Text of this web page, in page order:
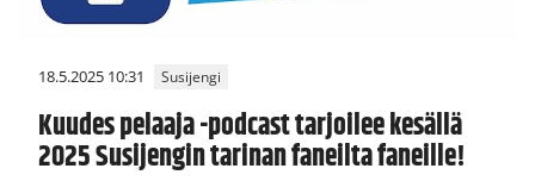
18.5.2025 10:31 Susijengi
Kuudes pelaaja -podcast tarjoilee kesällä
2025 Susijengin tarinan faneilta faneille!